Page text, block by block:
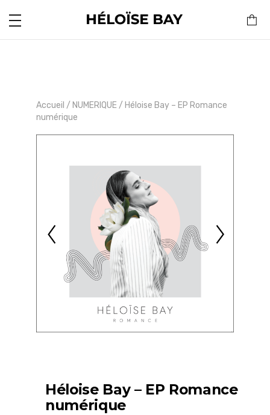
Accueil / NUMERIQUE / Héloise Bay – EP Romance
numérique
Héloise Bay – EP Romance
numérique